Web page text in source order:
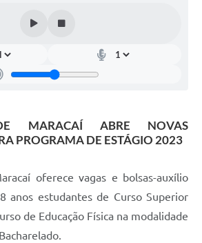
MARACAÍ ABRE NOVAS
PROGRAMA DE ESTÁGIO 2023
oferece vagas e bolsas-auxílio
anos estudantes de Curso Superior
de Educação Física na modalidade